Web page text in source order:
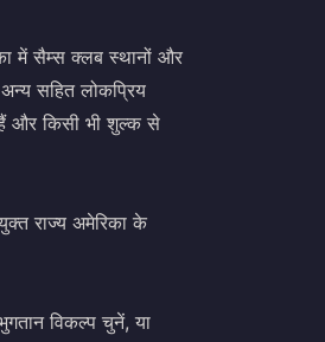
में सैम्स क्लब स्थानों और
सहित लोकप्रिय
हैं और किसी भी शुल्क से
राज्य अमेरिका के
विकल्प चुनें, या